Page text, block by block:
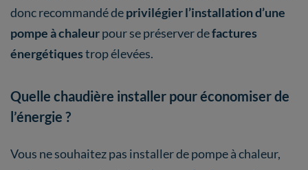
donc recommandé deprivilégier l’installation d’une
pompe à chaleurpour se préserver defactures
énergétiquestrop élevées.
Quelle chaudière installer pour économiser de
l’énergie ?
Vous ne souhaitez pas installer de pompe à chaleur,